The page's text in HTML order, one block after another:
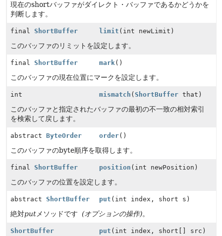
現在のshortバッファがダイレクト・バッファであるかどうかを
判断します。
final ShortBuffer limit (int newLimit)
このバッファのリミットを設定します。
final ShortBuffer mark()
このバッファの現在位置にマークを設定します。
int mismatch (ShortBuffer that)
このバッファと指定されたバッファの最初の不一致の相対索引
を検索して戻します。
abstract ByteOrder order()
このバッファのbyte順序を取得します。
final ShortBuffer position (int newPosition)
このバッファの位置を設定します。
abstract ShortBuffer put (int index, short s)
絶対put メソッドです (オプションの操作)。
ShortBuffer put (int index, short[] src)